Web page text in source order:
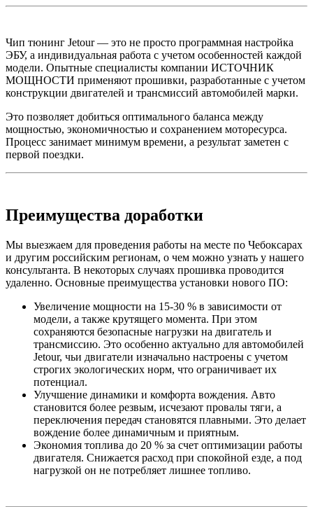
Чип тюнинг Jetour — это не просто программная настройка
ЭБУ, а индивидуальная работа с учетом особенностей каждой
модели. Опытные специалисты компании ИСТОЧНИК
МОЩНОСТИ применяют прошивки, разработанные с учетом
конструкции двигателей и трансмиссий автомобилей марки.
Это позволяет добиться оптимального баланса между
мощностью, экономичностью и сохранением моторесурса.
Процесс занимает минимум времени, а результат заметен с
первой поездки.
Преимущества доработки
Мы выезжаем для проведения работы на месте по Чебоксарах
и другим российским регионам, о чем можно узнать у нашего
консультанта. В некоторых случаях прошивка проводится
удаленно. Основные преимущества установки нового ПО:
Увеличение мощности на 15-30 % в зависимости от
модели, а также крутящего момента. При этом
сохраняются безопасные нагрузки на двигатель и
трансмиссию. Это особенно актуально для автомобилей
Jetour, чьи двигатели изначально настроены с учетом
строгих экологических норм, что ограничивает их
потенциал.
Улучшение динамики и комфорта вождения. Авто
становится более резвым, исчезают провалы тяги, а
переключения передач становятся плавными. Это делает
вождение более динамичным и приятным.
Экономия топлива до 20 % за счет оптимизации работы
двигателя. Снижается расход при спокойной езде, а под
нагрузкой он не потребляет лишнее топливо.